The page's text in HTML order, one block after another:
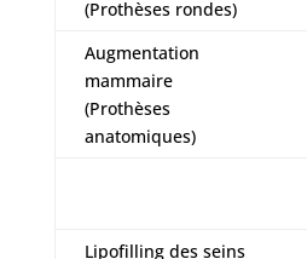
(Prothèses rondes)
Augmentation
mammaire
(Prothèses
anatomiques)
Lipofilling des seins